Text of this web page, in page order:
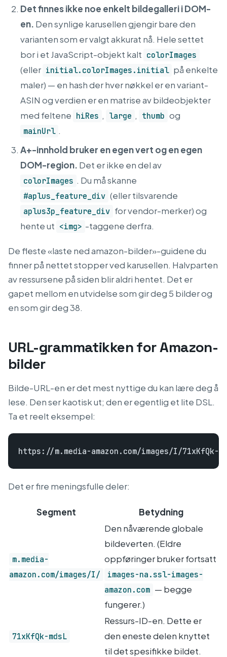
Det finnes ikke noe enkelt bildegalleri i DOM-
en. Den synlige karusellen gjengir bare den
varianten som er valgt akkurat nå. Hele settet
bor i et JavaScript-objekt kalt colorImages
(eller initial.colorImages.initial på enkelte
maler) — en hash der hver nøkkel er en variant-
ASIN og verdien er en matrise av bildeobjekter
med feltene hiRes , large , thumb og
mainUrl .
A+-innhold bruker en egen vert og en egen
DOM-region. Det er ikke en del av
colorImages . Du må skanne
#aplus_feature_div (eller tilsvarende
aplus3p_feature_div for vendor-merker) og
hente ut <img> -taggene derfra.
De fleste «laste ned amazon-bilder»-guidene du
finner på nettet stopper ved karusellen. Halvparten
av ressursene på siden blir aldri hentet. Det er
gapet mellom en utvidelse som gir deg 5 bilder og
en som gir deg 38.
URL-grammatikken for Amazon-
bilder
Bilde-URL-en er det mest nyttige du kan lære deg å
lese. Den ser kaotisk ut; den er egentlig et lite DSL.
Ta et reelt eksempel:
Det er fire meningsfulle deler:
Segment Betydning
m.media-
amazon.com/images/I/
Den nåværende globale
bildeverten. (Eldre
oppføringer bruker fortsatt
images-na.ssl-images-
amazon.com — begge
fungerer.)
71xKfQk-mdsL
Ressurs-ID-en. Dette er
den eneste delen knyttet
til det spesifikke bildet.